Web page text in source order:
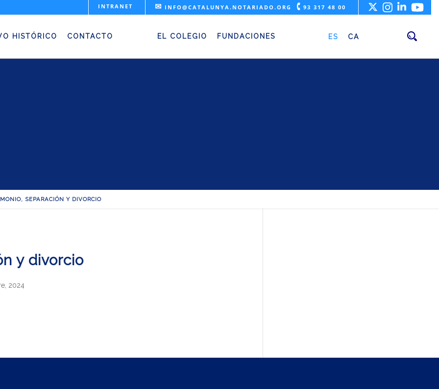
✉ INFO@CATALUNYA.NOTARIADO.ORG 🕻 93 317 48 00
INTRANET
HISTÓRICO CONTACTO EL COLEGIO FUNDACIONES ES CA
separación y divorcio
SEPARACIÓN Y DIVORCIO
y divorcio
2024